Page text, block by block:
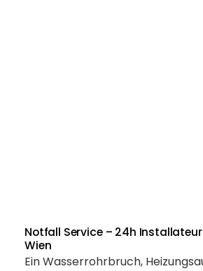
Notfall Service – 24h
Wien
Ein Wasserrohrbruch,